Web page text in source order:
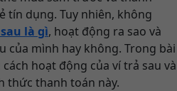
tín dụng. Tuy nhiên, không
là gì, hoạt động ra sao và
của mình hay không. Trong bài
hoạt động của ví trả sau và
thức thanh toán này.